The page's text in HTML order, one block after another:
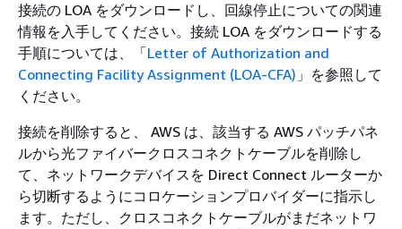
接続の LOA をダウンロードし、回線停止についての関連
情報を入手してください。接続 LOA をダウンロードする
手順については、「Letter of Authorization and
Connecting Facility Assignment (LOA-CFA) 」を参照して
ください。
接続を削除すると、 AWS は、該当する AWS パッチパネ
ルから光ファイバークロスコネクトケーブルを削除し
て、ネットワークデバイスを Direct Connect ルーターか
ら切断するようにコロケーションプロバイダーに指示し
ます。ただし、クロスコネクトケーブルがまだネットワ